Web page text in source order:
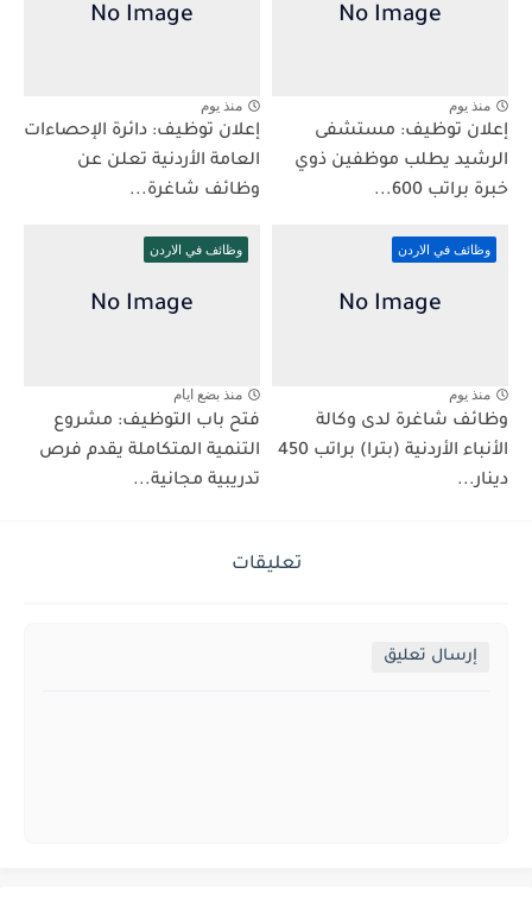
منذ يوم
إعلان توظيف: مستشفى
الرشيد يطلب موظفين ذوي
خبرة براتب 600...
منذ يوم
إعلان توظيف: دائرة الإحصاءات
العامة الأردنية تعلن عن
وظائف شاغرة...
وظائف في الاردن
منذ يوم
وظائف شاغرة لدى وكالة
الأنباء الأردنية (بترا) براتب 450
دينار...
وظائف في الاردن
منذ بضع ايام
فتح باب التوظيف: مشروع
التنمية المتكاملة يقدم فرص
تدريبية مجانية...
تعليقات
إرسال تعليق